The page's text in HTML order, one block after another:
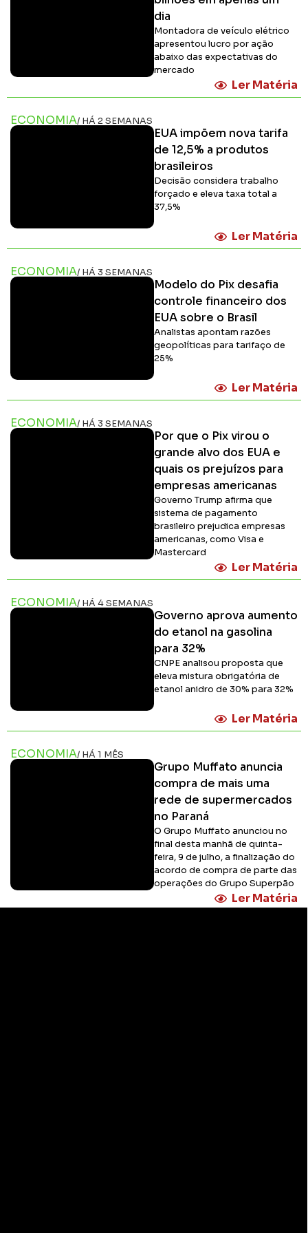
dia
Montadora de veículo elétrico
apresentou lucro por ação
abaixo das expectativas do
mercado
Ler Matéria
ECONOMIA/ HÁ 2 SEMANAS
EUA impõem nova tarifa
de 12,5% a produtos
brasileiros
Decisão considera trabalho
forçado e eleva taxa total a
37,5%
Ler Matéria
ECONOMIA/ HÁ 3 SEMANAS
Modelo do Pix desafia
controle financeiro dos
EUA sobre o Brasil
Analistas apontam razões
geopolíticas para tarifaço de
25%
Ler Matéria
ECONOMIA/ HÁ 3 SEMANAS
Por que o Pix virou o
grande alvo dos EUA e
quais os prejuízos para
empresas americanas
Governo Trump afirma que
sistema de pagamento
brasileiro prejudica empresas
americanas, como Visa e
Mastercard
Ler Matéria
ECONOMIA/ HÁ 4 SEMANAS
Governo aprova aumento
do etanol na gasolina
para 32%
CNPE analisou proposta que
eleva mistura obrigatória de
etanol anidro de 30% para 32%
Ler Matéria
ECONOMIA/ HÁ 1 MÊS
Grupo Muffato anuncia
compra de mais uma
rede de supermercados
no Paraná
O Grupo Muffato anunciou no
final desta manhã de quinta-
feira, 9 de julho, a finalização do
acordo de compra de parte das
operações do Grupo Superpão
Ler Matéria